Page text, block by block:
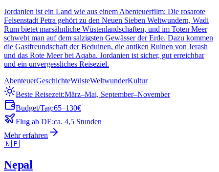
Jordanien ist ein Land wie aus einem Abenteuerfilm: Die rosarote
Felsenstadt Petra gehört zu den Neuen Sieben Weltwundern, Wadi
Rum bietet marsähnliche Wüstenlandschaften, und im Toten Meer
schwebt man auf dem salzigsten Gewässer der Erde. Dazu kommen
die Gastfreundschaft der Beduinen, die antiken Ruinen von Jerash
und das Rote Meer bei Aqaba. Jordanien ist sicher, gut erreichbar
und ein unvergessliches Reiseziel.
AbenteuerGeschichteWüsteWeltwunderKultur
Beste Reisezeit:März–Mai, September–November
Budget/Tag:65–130€
Flug ab DE:ca. 4,5 Stunden
Mehr erfahren
🇳🇵
Nepal